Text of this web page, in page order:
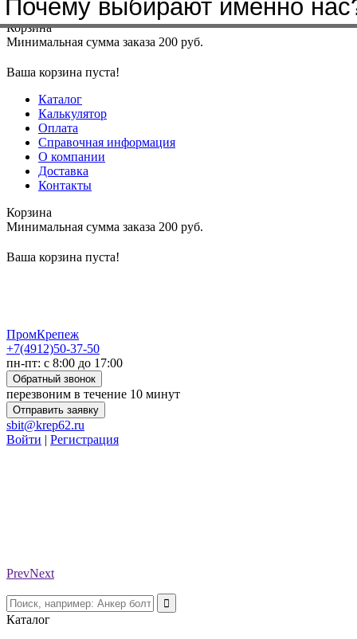
Меню+7(4912)50-37-50sbit@krep62.ru
Корзина
Минимальная сумма заказа 200 руб.
Ваша корзина пуста!
Каталог
Калькулятор
Оплата
Справочная информация
О компании
Доставка
Контакты
Корзина
Минимальная сумма заказа 200 руб.
Ваша корзина пуста!
ПромКрепеж
+7(4912)50-37-50
пн-пт: с 8:00 до 17:00
Обратный звонок
перезвоним в течение 10 минут
Отправить заявку
sbit@krep62.ru
Войти | Регистрация
PrevNext
Каталог
Почему выбирают именно